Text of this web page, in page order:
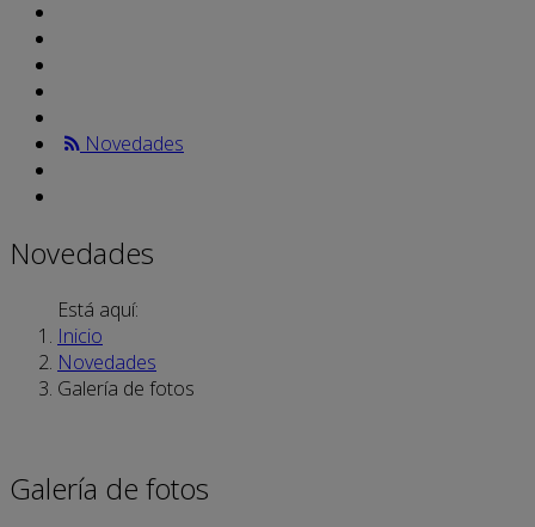
Novedades
Novedades
Está aquí:
Inicio
Novedades
Galería de fotos
Galería de fotos